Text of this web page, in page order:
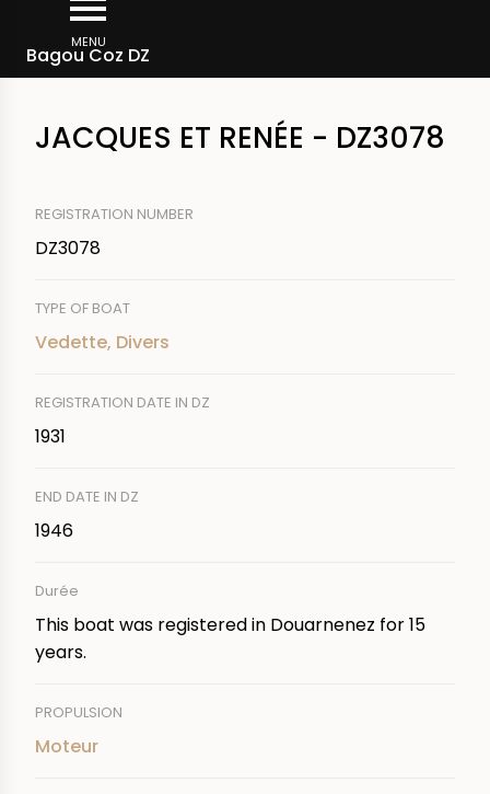
main
MENU
Bagou Coz DZ
Breadcrumb
JACQUES ET RENÉE - DZ3078
REGISTRATION NUMBER
DZ3078
TYPE OF BOAT
Vedette, Divers
REGISTRATION DATE IN DZ
1931
END DATE IN DZ
1946
Durée
This boat was registered in Douarnenez for 15
years.
PROPULSION
Moteur